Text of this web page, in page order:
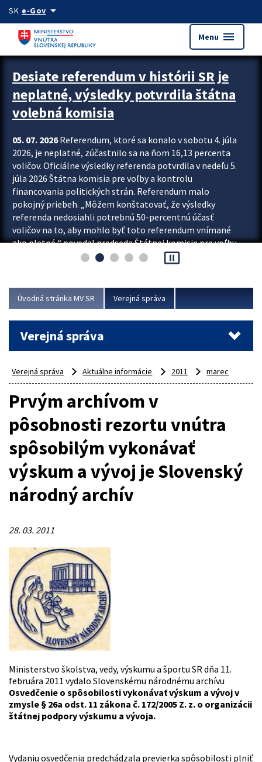
Preskocit na hlavný obsah
SK e-Govarrow_drop_down
Menu menu
Zastavit automatický posun upútavok
Desiate referendum v histórii SR je
neplatné, výsledky potvrdila štátna
volebná komisia
05. 07. 2026Referendum, ktoré sa konalo v sobotu 4. júla
2026, je neplatné, zúčastnilo sa na ňom 16,13 percenta
voličov. Oficiálne výsledky referenda potvrdila v nedeľu 5.
júla 2026 Štátna komisia pre voľby a kontrolu
financovania politických strán. Referendum malo
pokojný priebeh. „Môžem konštatovať, že výsledky
referenda nedosiahli potrebnú 50-percentnú účasť
voličov na to, aby mohlo byť toto referendum vnímané
ako platné,“ povedal predseda Štátnej komisie pre voľby
a kontrolu financovania politických...
pause_presentation
Úvodná stránka MV SR Verejná správa
Verejná správa
Verejná správa Aktuálne informácie 2011 marec
Prvým archívom v
pôsobnosti rezortu vnútra
spôsobilým vykonávať
výskum a vývoj je Slovenský
národný archív
28. 03. 2011
Ministerstvo školstva, vedy, výskumu a športu SR dňa 11.
februára 2011 vydalo Slovenskému národnému archívu
Osvedčenie o spôsobilosti vykonávať výskum a vývoj v
zmysle § 26a odst. 11 zákona č. 172/2005 Z. z. o organizácii
štátnej podpory výskumu a vývoja.
Vydaniu osvedčenia predchádzala previerka spôsobilosti plniť